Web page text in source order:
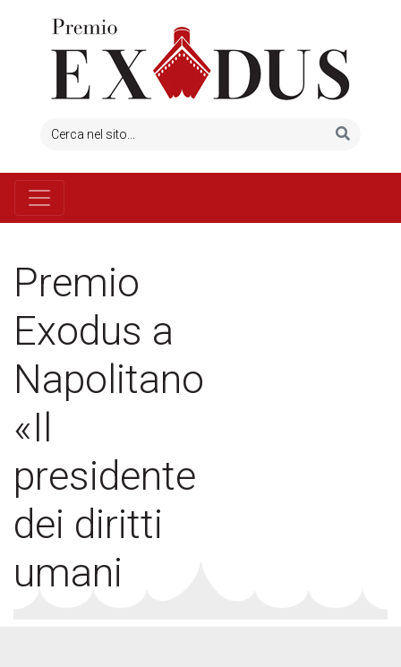
Premio
Exodus a
Napolitano
«Il
presidente
dei diritti
umani